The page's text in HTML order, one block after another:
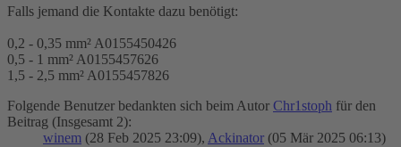
Falls jemand die Kontakte dazu benötigt:
0,2 - 0,35 mm² A0155450426
0,5 - 1 mm² A0155457626
1,5 - 2,5 mm² A0155457826
Folgende Benutzer bedankten sich beim Autor Chr1stoph für den
Beitrag (Insgesamt 2):
winem (28 Feb 2025 23:09), Ackinator (05 Mär 2025 06:13)